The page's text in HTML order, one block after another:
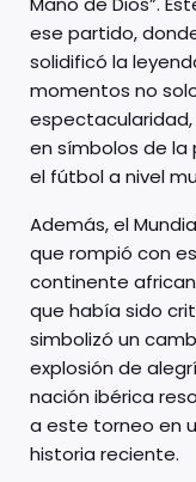
ese partido,
solidificó la
momentos no
en símbolos de la
el fútbol a nivel
Además, el
que rompió con
continente
que había sido
simbolizó un
explosión de
nación ibérica
a este torneo en
historia reciente.